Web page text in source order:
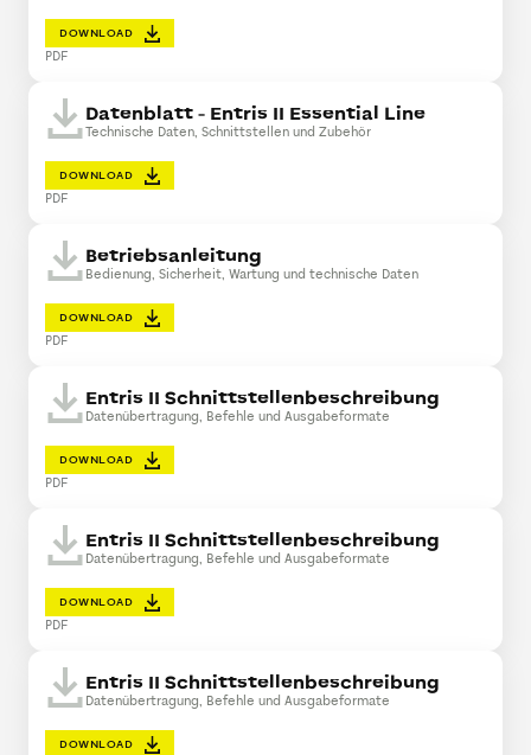
DOWNLOAD
PDF
Datenblatt - Entris II Essential Line
Technische Daten, Schnittstellen und Zubehör
DOWNLOAD
PDF
Betriebsanleitung
Bedienung, Sicherheit, Wartung und technische Daten
DOWNLOAD
PDF
Entris II Schnittstellenbeschreibung
Datenübertragung, Befehle und Ausgabeformate
DOWNLOAD
PDF
Entris II Schnittstellenbeschreibung
Datenübertragung, Befehle und Ausgabeformate
DOWNLOAD
PDF
Entris II Schnittstellenbeschreibung
Datenübertragung, Befehle und Ausgabeformate
DOWNLOAD